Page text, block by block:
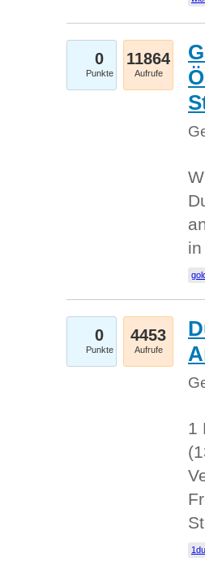
0
Punkte
11864
Aufrufe
0
Punkte
4453
Aufrufe
1